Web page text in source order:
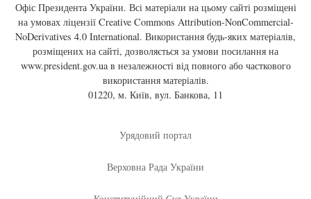
Офіс Президента України. Всі матеріали на цьому сайті розміщені
на умовах ліцензії Creative Commons Attribution-NonCommercial-
NoDerivatives 4.0 International. Використання будь-яких матеріалів,
розміщених на сайті, дозволяється за умови посилання на
www.president.gov.uaв незалежності від повного або часткового
використання матеріалів.
01220, м. Київ, вул. Банкова, 11
Урядовий портал
Верховна Рада України